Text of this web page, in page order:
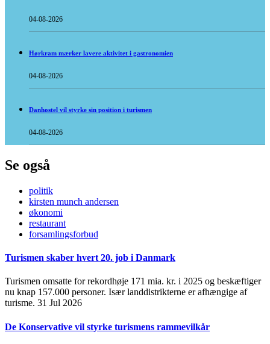
04-08-2026
Hørkram mærker lavere aktivitet i gastronomien
04-08-2026
Danhostel vil styrke sin position i turismen
04-08-2026
Se også
politik
kirsten munch andersen
økonomi
restaurant
forsamlingsforbud
Turismen skaber hvert 20. job i Danmark
Turismen omsatte for rekordhøje 171 mia. kr. i 2025 og beskæftiger
nu knap 157.000 personer. Især landdistrikterne er afhængige af
turisme. 31 Jul 2026
De Konservative vil styrke turismens rammevilkår